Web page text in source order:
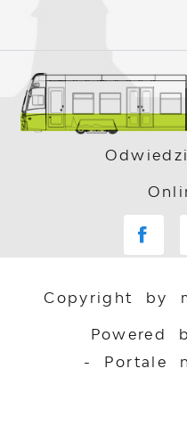
Copyright by
Powered
- Portale